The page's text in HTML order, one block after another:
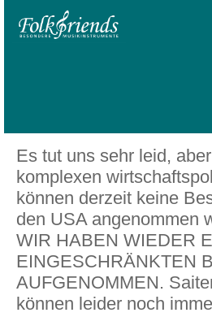
Es tut uns sehr leid,
komplexen
können derzeit keine
den USA angenommen
WIR HABEN WIEDER
EINGESCHRÄNKTEN
AUFGENOMMEN.
können leider noch